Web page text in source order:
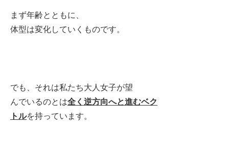
まず年齢とともに、
体型は変化していくものです。
でも、それは私たち大人女子が望
んでいるのとは全く逆方向へと進むベク
トルを持っています。